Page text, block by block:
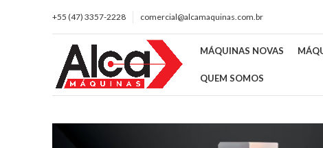
+55 (47) 3357-2228 comercial@alcamaquinas.com.br
MÁQUINAS NOVAS
QUEM SOMOS